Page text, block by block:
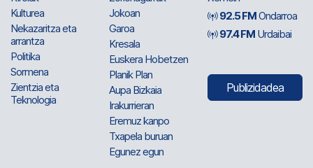
Kulturea
Nekazaritza eta
arrantza
Politika
Sormena
Zientzia eta
Teknologia
Jokoan
Garoa
Kresala
Euskera Hobetzen
Planik Plan
Aupa Bizkaia
Irakurrieran
Eremuz kanpo
Txapela buruan
Egunez egun
92.5 FMOndarroa
97.4 FM Urdaibai
Publizidadea